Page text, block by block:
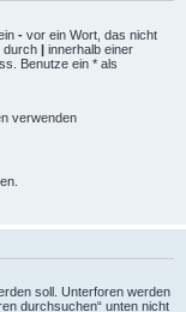
- vor ein Wort, das nicht
durch | innerhalb einer
Benutze ein * als
verwenden
soll. Unterforen werden
durchsuchen“ unten nicht